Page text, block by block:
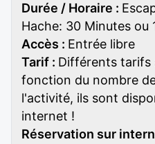
Durée / Horaire :
Hache: 30 Minutes ou
Accès : Entrée libre
Tarif : Différents tarifs
fonction du nombre
l'activité, ils sont
internet !
Réservation sur